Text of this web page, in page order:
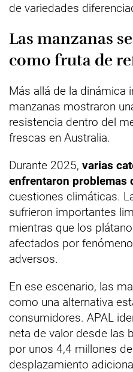
de variedades
Las manzanas
como fruta de
Más allá de la dinámica
manzanas mostraron
resistencia dentro del
frescas en Australia.
Durante 2025, varias
enfrentaron problemas
cuestiones climáticas.
sufrieron importantes
mientras que los
afectados por
adversos.
En ese escenario, las
como una alternativa
consumidores. APAL
neta de valor desde las
por unos 4,4 millones
desplazamiento